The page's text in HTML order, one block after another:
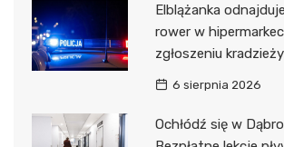
Elblążanka
rower w
zgłoszeniu
6 sierpnia 2026
Ochłódź się w